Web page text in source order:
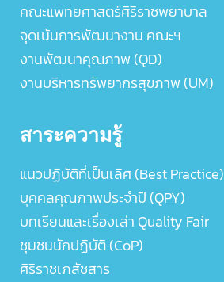
คณะแพทยศาสตร์ศิริราชพยาบาล
จุดเน้นการพัฒนางาน คณะฯ
งานพัฒนาคุณภาพ (QD)
งานบริหารทรัพยากรสุขภาพ (UM)
สาระความรู้
แนวปฏิบัติที่เป็นเลิศ (Best Practice)
บุคคลคุณภาพประจำปี (QPY)
บทเรียนและเรื่องเล่า Quality Fair
ชุมชนนักปฏิบัติ (CoP)
ศิริราชเภสัชสาร